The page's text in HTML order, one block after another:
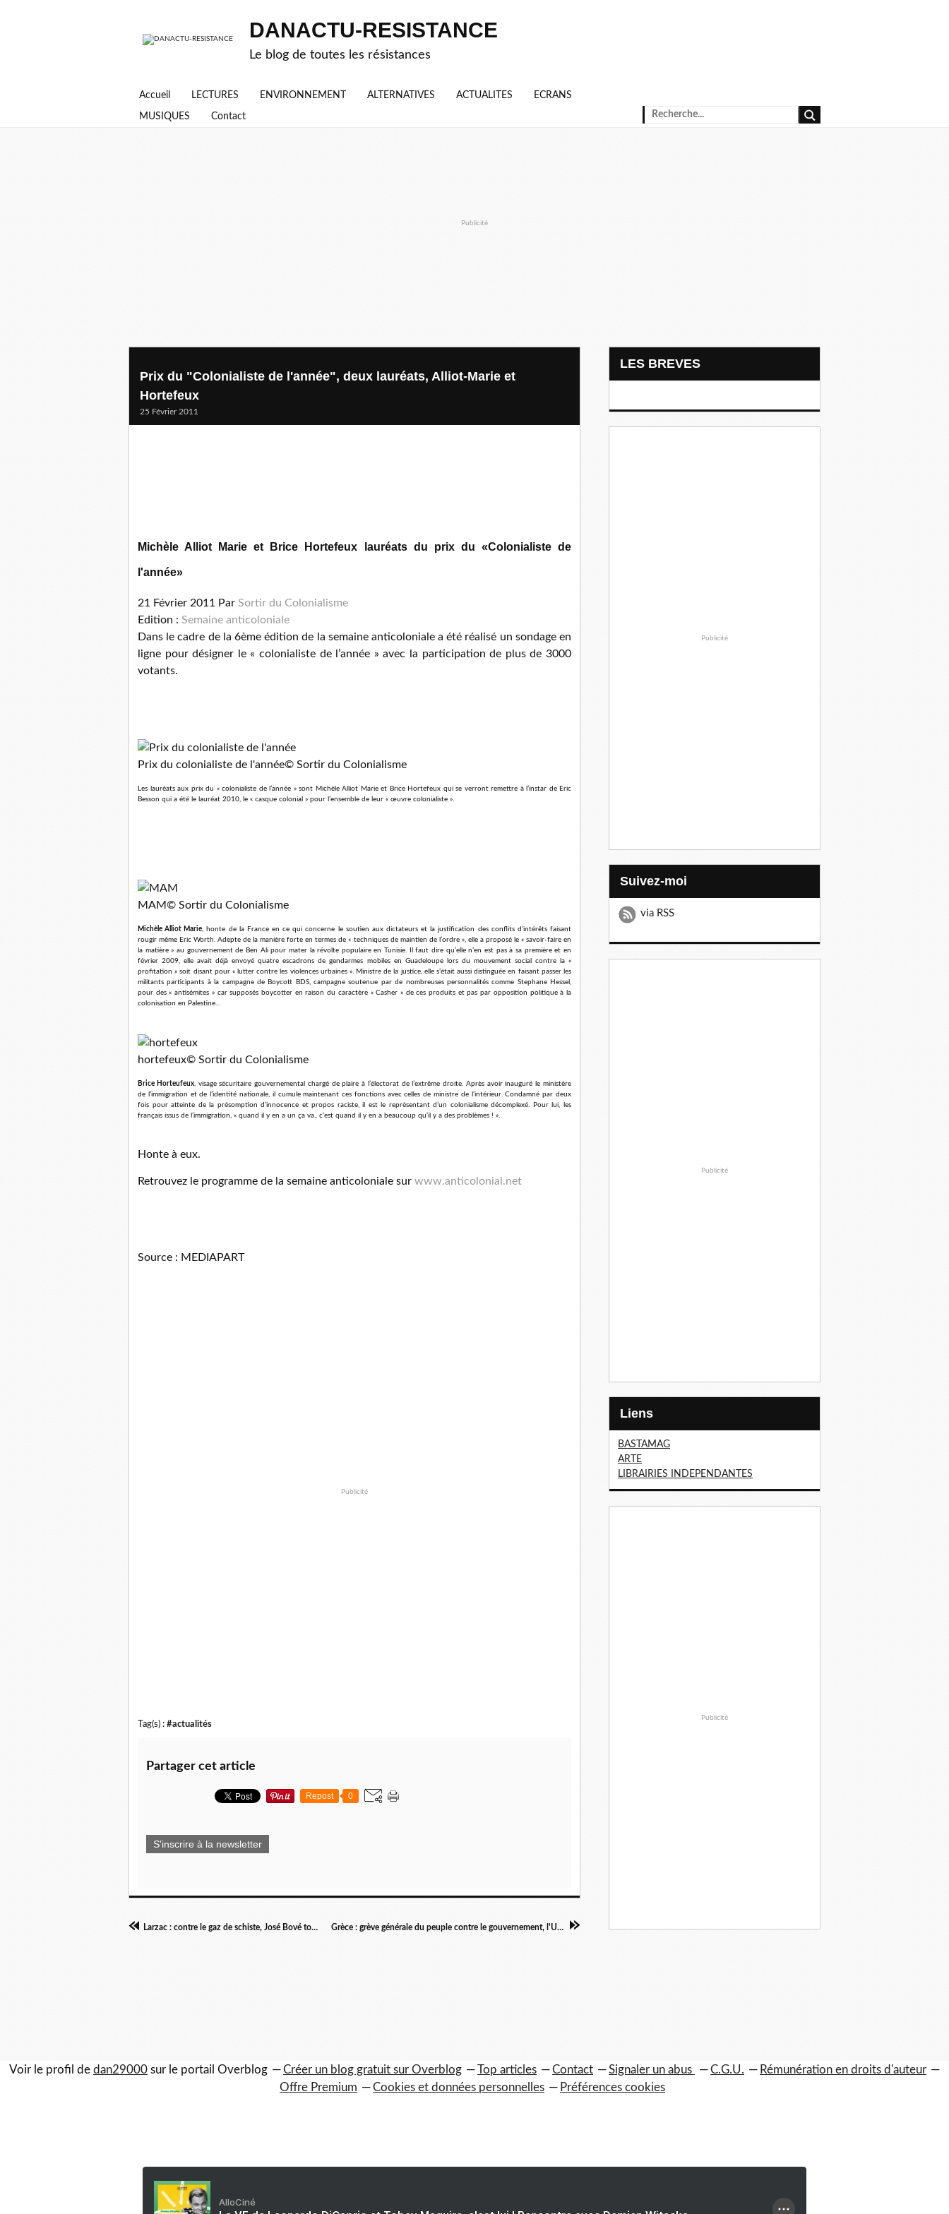
DANACTU-RESISTANCE
Le blog de toutes les résistances
Accueil LECTURES ENVIRONNEMENT ALTERNATIVES ACTUALITES ECRANS
MUSIQUES Contact
Publicité
Prix du "Colonialiste de l'année", deux lauréats, Alliot-Marie et
Hortefeux
25 Février 2011
Michèle Alliot Marie et Brice Hortefeux lauréats du prix du «Colonialiste de
l'année»
21 Février 2011 Par Sortir du Colonialisme
Edition : Semaine anticoloniale
Dans le cadre de la 6ème édition de la semaine anticoloniale a été réalisé un sondage en
ligne pour désigner le « colonialiste de l’année » avec la participation de plus de 3000
votants.
Prix du colonialiste de l'année© Sortir du Colonialisme
Les lauréats aux prix du « colonialiste de l’année » sont Michèle Alliot Marie et Brice Hortefeux qui se verront remettre à l’instar de Eric
Besson qui a été le lauréat 2010, le « casque colonial » pour l’ensemble de leur « œuvre colonialiste ».
MAM© Sortir du Colonialisme
Michèle Alliot Marie, honte de la France en ce qui concerne le soutien aux dictateurs et la justification des conflits d’intérêts faisant
rougir même Eric Worth. Adepte de la manière forte en termes de « techniques de maintien de l’ordre », elle a proposé le « savoir-faire en
la matière » au gouvernement de Ben Ali pour mater la révolte populaire en Tunisie. Il faut dire qu’elle n’en est pas à sa première et en
février 2009, elle avait déjà envoyé quatre escadrons de gendarmes mobiles en Guadeloupe lors du mouvement social contre la «
profitation » soit disant pour « lutter contre les violences urbaines ». Ministre de la justice, elle s’était aussi distinguée en faisant passer les
militants participants à la campagne de Boycott BDS, campagne soutenue par de nombreuses personnalités comme Stephane Hessel,
pour des « antisémites » car supposés boycotter en raison du caractère « Casher » de ces produits et pas par opposition politique à la
colonisation en Palestine…
hortefeux© Sortir du Colonialisme
Brice Horteufeux, visage sécuritaire gouvernemental chargé de plaire à l’électorat de l’extrême droite. Après avoir inauguré le ministère
de l’immigration et de l’identité nationale, il cumule maintenant ces fonctions avec celles de ministre de l’intérieur. Condamné par deux
fois pour atteinte de la présomption d’innocence et propos raciste, il est le représentant d’un colonialisme décomplexé. Pour lui, les
français issus de l’immigration, « quand il y en a un ça va.. c’est quand il y en a beaucoup qu’il y a des problèmes ! ».
Honte à eux.
Retrouvez le programme de la semaine anticoloniale sur www.anticolonial.net
Source : MEDIAPART
Publicité
Tag(s) : #actualités
Partager cet article
Repost 0
S'inscrire à la newsletter
Larzac : contre le gaz de schiste, José Bové toujours là ! Grèce : grève générale du peuple contre le gouvernement, l'UE et le FMI
LES BREVES
Publicité
Suivez-moi
via RSS
Publicité
Liens
BASTAMAG
ARTE
LIBRAIRIES INDEPENDANTES
Publicité
Voir le profil de dan29000 sur le portail Overblog Créer un blog gratuit sur Overblog Top articles Contact Signaler un abus C.G.U.
Rémunération en droits d'auteur
Offre Premium
Cookies et données personnelles Préférences cookies
AlloCiné